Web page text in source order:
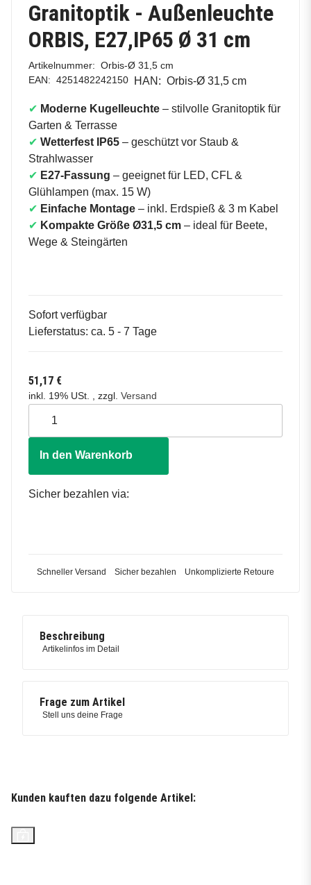
Granitoptik - Außenleuchte
ORBIS, E27,IP65 Ø 31 cm
Artikelnummer: Orbis-Ø 31,5 cm
EAN: 4251482242150 HAN: Orbis-Ø 31,5 cm
✔ Moderne Kugelleuchte – stilvolle Granitoptik für
Garten & Terrasse
✔ Wetterfest IP65 – geschützt vor Staub &
Strahlwasser
✔ E27-Fassung – geeignet für LED, CFL &
Glühlampen (max. 15 W)
✔ Einfache Montage – inkl. Erdspieß & 3 m Kabel
✔ Kompakte Größe Ø31,5 cm – ideal für Beete,
Wege & Steingärten
Sofort verfügbar
Lieferstatus: ca. 5 - 7 Tage
51,17 €
inkl. 19% USt. , zzgl. Versand
In den Warenkorb
Sicher bezahlen via:
Schneller Versand Sicher bezahlen Unkomplizierte Retoure
Beschreibung
Artikelinfos im Detail
Frage zum Artikel
Stell uns deine Frage
Kunden kauften dazu folgende Artikel: